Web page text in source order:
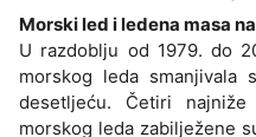
Morski led i ledena masa
U razdoblju od 1979. do
morskog leda
desetljeću. Četiri
morskog leda zabilježene